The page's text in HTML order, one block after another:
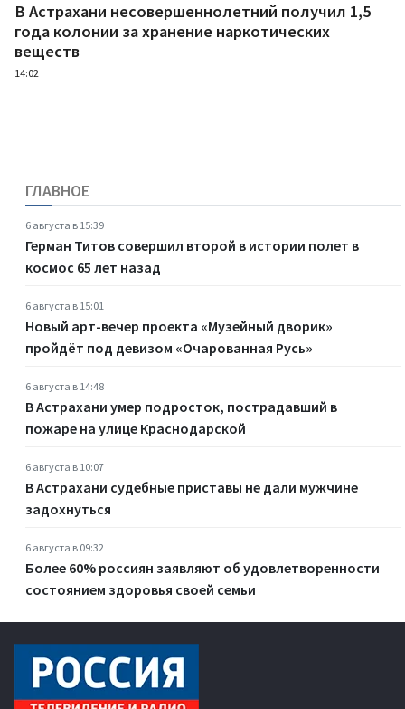
В Астрахани несовершеннолетний получил 1,5
года колонии за хранение наркотических
веществ
14:02
ГЛАВНОЕ
6 августа в 15:39
Герман Титов совершил второй в истории полет в
космос 65 лет назад
6 августа в 15:01
Новый арт-вечер проекта «Музейный дворик»
пройдёт под девизом «Очарованная Русь»
6 августа в 14:48
В Астрахани умер подросток, пострадавший в
пожаре на улице Краснодарской
6 августа в 10:07
В Астрахани судебные приставы не дали мужчине
задохнуться
6 августа в 09:32
Более 60% россиян заявляют об удовлетворенности
состоянием здоровья своей семьи